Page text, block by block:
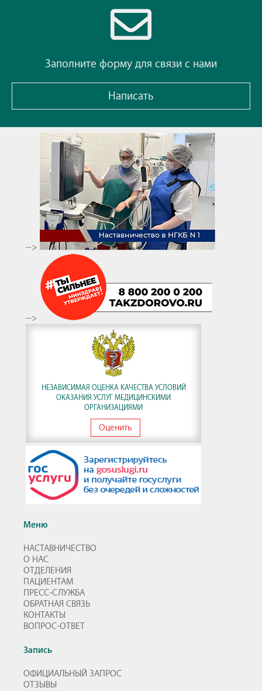
Заполните форму для связи с нами
Написать
-->
-->
НЕЗАВИСИМАЯ ОЦЕНКА КАЧЕСТВА УСЛОВИЙ
ОКАЗАНИЯ УСЛУГ МЕДИЦИНСКИМИ
ОРГАНИЗАЦИЯМИ
Оценить
Меню
НАСТАВНИЧЕСТВО
О НАС
ОТДЕЛЕНИЯ
ПАЦИЕНТАМ
ПРЕСС-СЛУЖБА
ОБРАТНАЯ СВЯЗЬ
КОНТАКТЫ
ВОПРОС-ОТВЕТ
Запись
ОФИЦИАЛЬНЫЙ ЗАПРОС
ОТЗЫВЫ